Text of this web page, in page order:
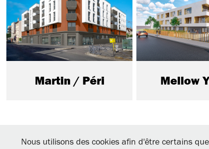
Martin / Péri Mellow
Nous utilisons des cookies afin d'être certains